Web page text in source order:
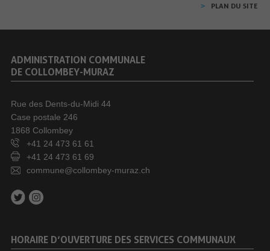
PLAN DU SITE
ADMINISTRATION COMMUNALE
DE COLLOMBEY-MURAZ
Rue des Dents-du-Midi 44
Case postale 246
1868 Collombey
+41 24 473 61 61
+41 24 473 61 69
commune@collombey-muraz.ch
HORAIRE D’OUVERTURE DES SERVICES COMMUNAUX